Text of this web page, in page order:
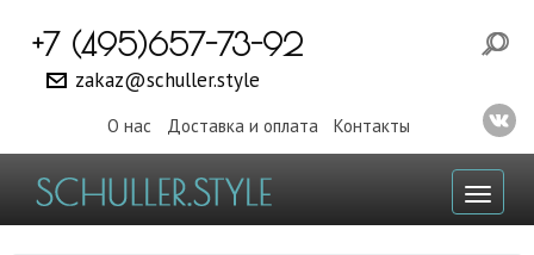
+7 (495)657-73-92
zakaz@schuller.style
О нас Доставка и оплата Контакты